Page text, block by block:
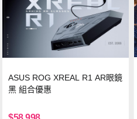
ASUS ROG XREAL R1 AR眼鏡
黑 組合優惠